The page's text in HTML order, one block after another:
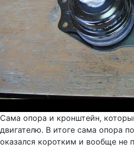
Сама опора и кронштейн,
двигателю. В итоге сама опора
оказался коротким и вообще не